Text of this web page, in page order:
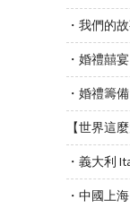
・我們的
・婚禮囍宴
・婚禮籌備
【世界這麼
・義大利
・中國上